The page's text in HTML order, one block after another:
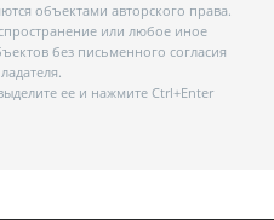
объектами авторского права.
или любое иное
без письменного согласия
ее и нажмите Ctrl+Enter